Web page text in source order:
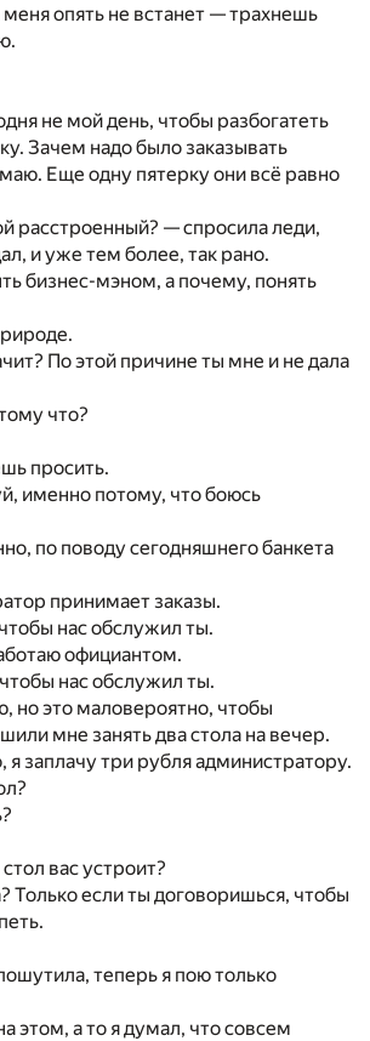
опять не встанет — трахнешь
не мой день, чтобы разбогатеть
Зачем надо было заказывать
Еще одну пятерку они всё равно
расстроенный? — спросила леди,
и уже тем более, так рано.
бизнес-мэном, а почему, понять
По этой причине ты мне и не дала
что?
просить.
именно потому, что боюсь
по поводу сегодняшнего банкета
принимает заказы.
нас обслужил ты.
официантом.
нас обслужил ты.
но это маловероятно, чтобы
мне занять два стола на вечер.
заплачу три рубля администратору.
вас устроит?
Только если ты договоришься, чтобы
теперь я пою только
этом, а то я думал, что совсем